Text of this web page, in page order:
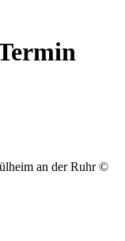
an der Ruhr ©